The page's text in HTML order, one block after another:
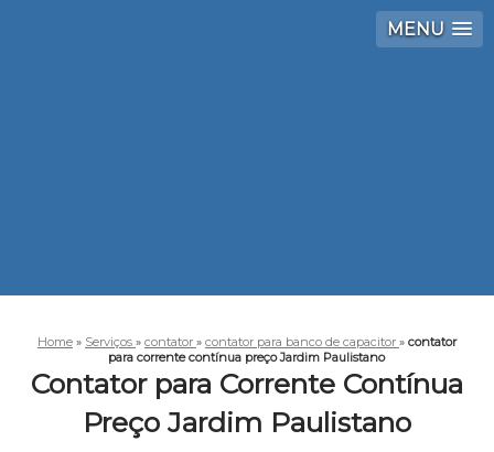
MENU
Home » Serviços » contator » contator para banco de capacitor » contator
para corrente contínua preço Jardim Paulistano
Contator para Corrente Contínua
Preço Jardim Paulistano